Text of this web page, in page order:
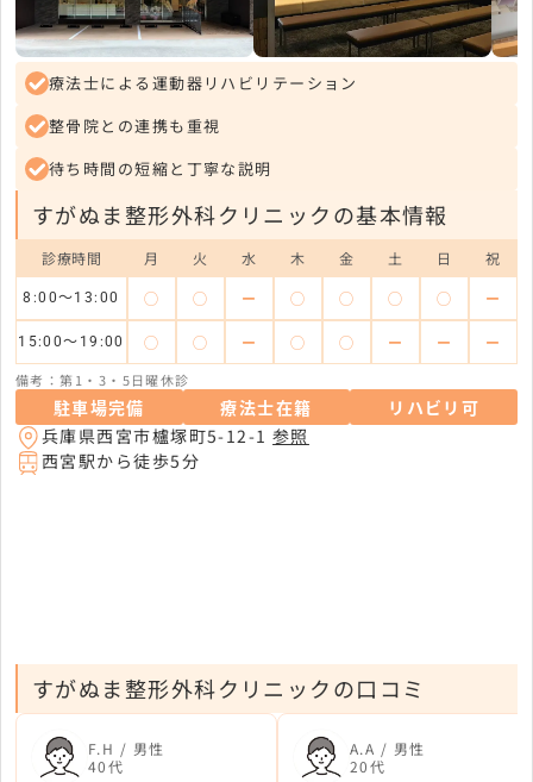
療法士による運動器リハビリテーション
整骨院との連携も重視
待ち時間の短縮と丁寧な説明
すがぬま整形外科クリニックの基本情報
診療時間 月 火 水 木 金 土 日 祝
8:00～13:00 ◯ ◯ ー ◯ ◯ ◯ ◯ ー
15:00～19:00 ◯ ◯ ー ◯ ◯ ー ー ー
備考：第1・3・5日曜休診
駐車場完備 療法士在籍
リハビリ可
兵庫県西宮市櫨塚町5-12-1参照
西宮駅から徒歩5分
すがぬま整形外科クリニックの口コミ
F.H / 男性
40代
A.A / 男性
20代